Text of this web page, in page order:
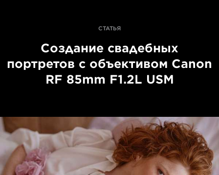
СТАТЬЯ
Создание свадебных
портретов с объективом Canon
RF 85mm F1.2L USM